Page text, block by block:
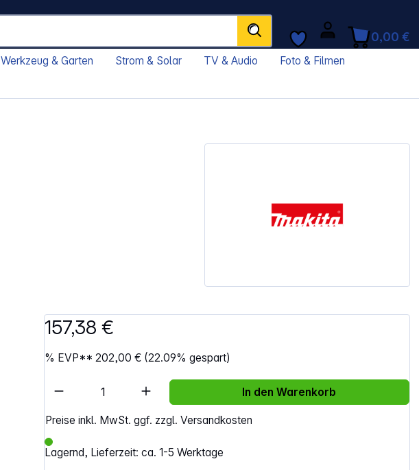
0,00 €
Werkzeug & Garten Strom & Solar TV & Audio
Foto & Filmen
157,38 €
% EVP**202,00 € (22.09% gespart)
Preise inkl. MwSt. ggf. zzgl. Versandkosten
Lagernd, Lieferzeit: ca. 1-5 Werktage
Artikel Anzahl: Gib den gewünschten Wert ein
In den Warenkorb